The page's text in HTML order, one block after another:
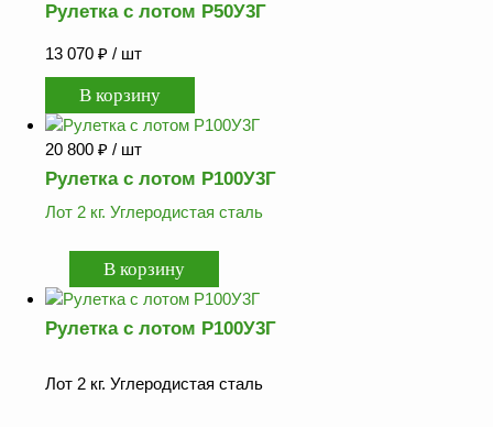
Рулетка с лотом Р50У3Г
13 070 ₽ / шт
20 800 ₽ / шт
Рулетка с лотом Р100У3Г
Лот 2 кг. Углеродистая сталь
Рулетка с лотом Р100У3Г
Лот 2 кг. Углеродистая сталь